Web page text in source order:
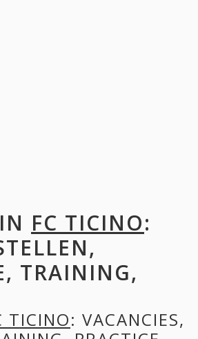
FC TICINO:
TRAINING,
TICINO: VACANCIES,